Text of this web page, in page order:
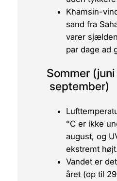
Khamsin-
sand fra
varer
par dage ad
Sommer (juni
september)
°C er ikke
august, og
ekstremt
Vandet er
året (op til